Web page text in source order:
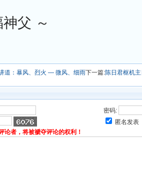
父 ～
道：暴风、烈火 — 微风、细雨下一篇:陈日君枢机
密码:
匿名发表
论者，将被褫夺评论的权利！